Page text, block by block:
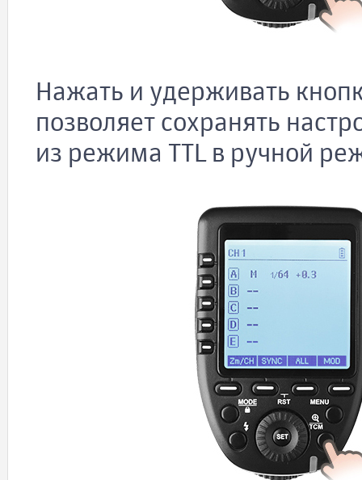
Нажать и удерживать
позволяет сохранять
из режима TTL в ручной